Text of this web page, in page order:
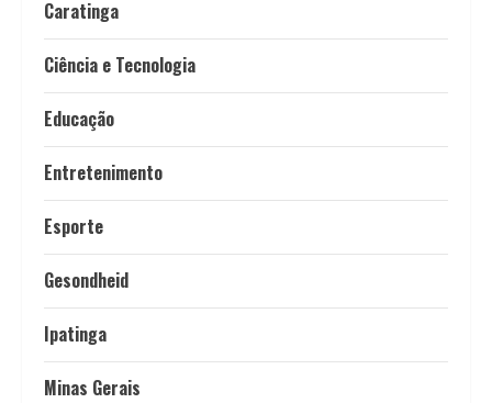
Caratinga
Ciência e Tecnologia
Educação
Entretenimento
Esporte
Gesondheid
Ipatinga
Minas Gerais